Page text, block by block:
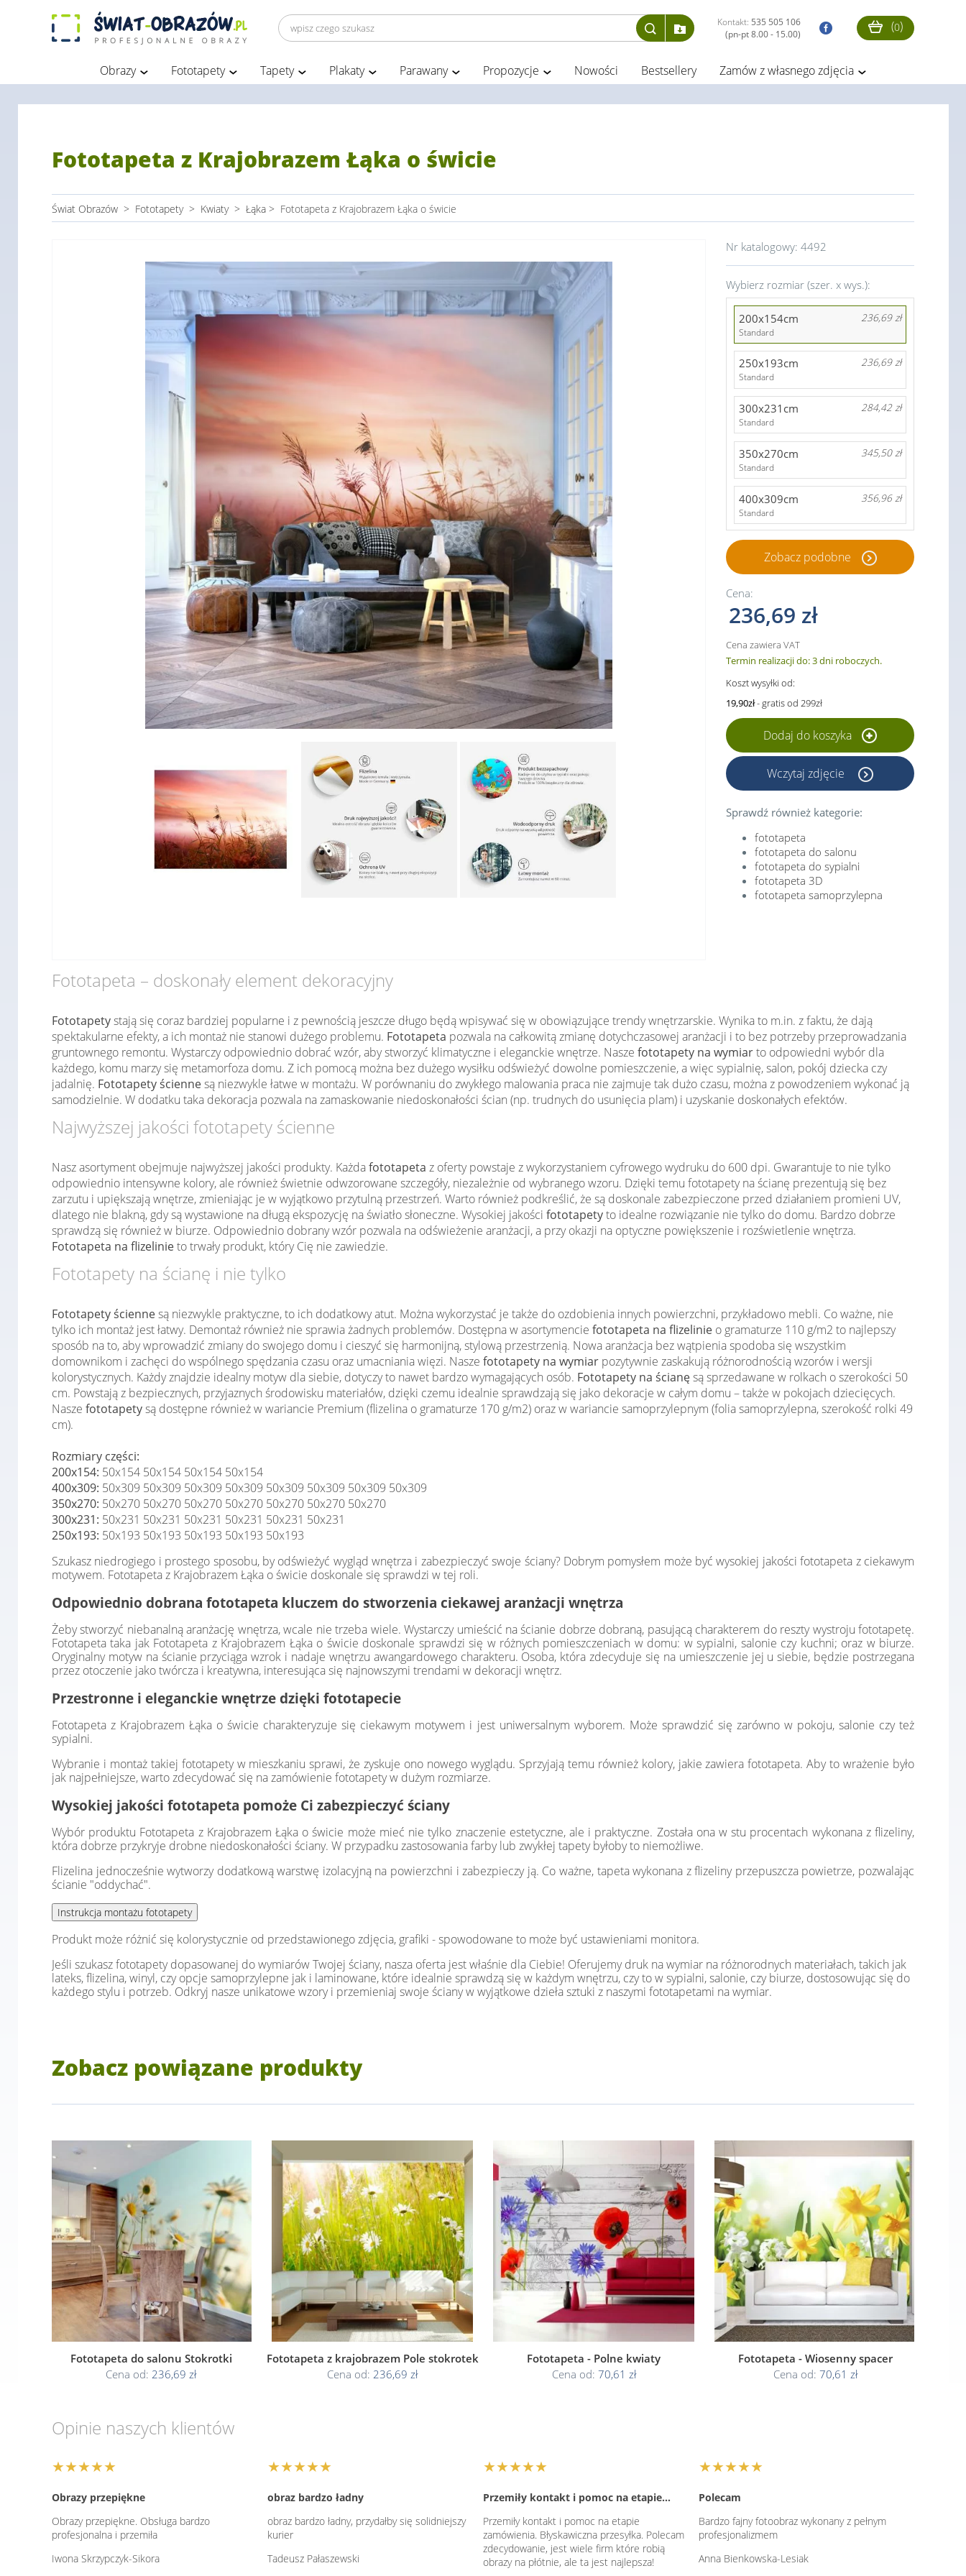
Kontakt: 535 505 106
(pn-pt 8.00 - 15.00)
(0)
Obrazy Fototapety Tapety Plakaty Parawany Propozycje Nowości Bestsellery Zamów z własnego zdjęcia
Fototapeta z Krajobrazem Łąka o świcie
Świat Obrazów > Fototapety > Kwiaty > Łąka > Fototapeta z Krajobrazem Łąka o świcie
Nr katalogowy: 4492
Wybierz rozmiar (szer. x wys.):
200x154cm 236,69 zł
Standard
250x193cm 236,69 zł
Standard
300x231cm 284,42 zł
Standard
350x270cm 345,50 zł
Standard
400x309cm 356,96 zł
Standard
Zobacz podobne
Cena:
236,69 zł
Cena zawiera VAT
Termin realizacji do: 3 dni roboczych.
Koszt wysyłki od:
19,90zł- gratis od 299zł
Dodaj do koszyka
Wczytaj zdjęcie
Sprawdź również kategorie:
fototapeta
fototapeta do salonu
fototapeta do sypialni
fototapeta 3D
fototapeta samoprzylepna
Fototapeta – doskonały element dekoracyjny
Fototapetystają się coraz bardziej popularne i z pewnością jeszcze długo będą wpisywać się w obowiązujące trendy wnętrzarskie. Wynika to m.in. z faktu, że dają
spektakularne efekty, a ich montaż nie stanowi dużego problemu. Fototapeta pozwala na całkowitą zmianę dotychczasowej aranżacji i to bez potrzeby przeprowadzania
gruntownego remontu. Wystarczy odpowiednio dobrać wzór, aby stworzyć klimatyczne i eleganckie wnętrze. Nasze fototapety na wymiarto odpowiedni wybór dla
każdego, komu marzy się metamorfoza domu. Z ich pomocą można bez dużego wysiłku odświeżyć dowolne pomieszczenie, a więc sypialnię, salon, pokój dziecka czy
jadalnię. Fototapety ściennesą niezwykle łatwe w montażu. W porównaniu do zwykłego malowania praca nie zajmuje tak dużo czasu, można z powodzeniem wykonać ją
samodzielnie. W dodatku taka dekoracja pozwala na zamaskowanie niedoskonałości ścian (np. trudnych do usunięcia plam) i uzyskanie doskonałych efektów.
Najwyższej jakości fototapety ścienne
Nasz asortyment obejmuje najwyższej jakości produkty. Każdafototapeta z oferty powstaje z wykorzystaniem cyfrowego wydruku do 600 dpi. Gwarantuje to nie tylko
odpowiednio intensywne kolory, ale również świetnie odwzorowane szczegóły, niezależnie od wybranego wzoru. Dzięki temu fototapety na ścianę prezentują się bez
zarzutu i upiększają wnętrze, zmieniając je w wyjątkowo przytulną przestrzeń. Warto również podkreślić, że są doskonale zabezpieczone przed działaniem promieni UV,
dlatego nie blakną, gdy są wystawione na długą ekspozycję na światło słoneczne. Wysokiej jakości fototapetyto idealne rozwiązanie nie tylko do domu. Bardzo dobrze
sprawdzą się również w biurze. Odpowiednio dobrany wzór pozwala na odświeżenie aranżacji, a przy okazji na optyczne powiększenie i rozświetlenie wnętrza.
Fototapeta na flizelinieto trwały produkt, który Cię nie zawiedzie.
Fototapety na ścianę i nie tylko
Fototapety ściennesą niezwykle praktyczne, to ich dodatkowy atut. Można wykorzystać je także do ozdobienia innych powierzchni, przykładowo mebli. Co ważne, nie
tylko ich montaż jest łatwy. Demontaż również nie sprawia żadnych problemów. Dostępna w asortymencie fototapeta na flizelinie o gramaturze 110 g/m2 to najlepszy
sposób na to, aby wprowadzić zmiany do swojego domu i cieszyć się harmonijną, stylową przestrzenią. Nowa aranżacja bez wątpienia spodoba się wszystkim
domownikom i zachęci do wspólnego spędzania czasu oraz umacniania więzi. Nasze fototapety na wymiar pozytywnie zaskakują różnorodnością wzorów i wersji
kolorystycznych. Każdy znajdzie idealny motyw dla siebie, dotyczy to nawet bardzo wymagających osób. Fototapety na ścianęsą sprzedawane w rolkach o szerokości 50
cm. Powstają z bezpiecznych, przyjaznych środowisku materiałów, dzięki czemu idealnie sprawdzają się jako dekoracje w całym domu – także w pokojach dziecięcych.
Nasze fototapetysą dostępne również w wariancie Premium (flizelina o gramaturze 170 g/m2) oraz w wariancie samoprzylepnym (folia samoprzylepna, szerokość rolki 49
cm).
Rozmiary części:
200x154: 50x154 50x154 50x154 50x154
400x309: 50x309 50x309 50x309 50x309 50x309 50x309 50x309 50x309
350x270: 50x270 50x270 50x270 50x270 50x270 50x270 50x270
300x231: 50x231 50x231 50x231 50x231 50x231 50x231
250x193: 50x193 50x193 50x193 50x193 50x193
Szukasz niedrogiego i prostego sposobu, by odświeżyć wygląd wnętrza i zabezpieczyć swoje ściany? Dobrym pomysłem może być wysokiej jakości fototapeta z ciekawym
motywem. Fototapeta z Krajobrazem Łąka o świcie doskonale się sprawdzi w tej roli.
Odpowiednio dobrana fototapeta kluczem do stworzenia ciekawej aranżacji wnętrza
Żeby stworzyć niebanalną aranżację wnętrza, wcale nie trzeba wiele. Wystarczy umieścić na ścianie dobrze dobraną, pasującą charakterem do reszty wystroju fototapetę.
Fototapeta taka jak Fototapeta z Krajobrazem Łąka o świcie doskonale sprawdzi się w różnych pomieszczeniach w domu: w sypialni, salonie czy kuchni; oraz w biurze.
Oryginalny motyw na ścianie przyciąga wzrok i nadaje wnętrzu awangardowego charakteru. Osoba, która zdecyduje się na umieszczenie jej u siebie, będzie postrzegana
przez otoczenie jako twórcza i kreatywna, interesująca się najnowszymi trendami w dekoracji wnętrz.
Przestronne i eleganckie wnętrze dzięki fototapecie
Fototapeta z Krajobrazem Łąka o świcie charakteryzuje się ciekawym motywem i jest uniwersalnym wyborem. Może sprawdzić się zarówno w pokoju, salonie czy też
sypialni.
Wybranie i montaż takiej fototapety w mieszkaniu sprawi, że zyskuje ono nowego wyglądu. Sprzyjają temu również kolory, jakie zawiera fototapeta. Aby to wrażenie było
jak najpełniejsze, warto zdecydować się na zamówienie fototapety w dużym rozmiarze.
Wysokiej jakości fototapeta pomoże Ci zabezpieczyć ściany
Wybór produktu Fototapeta z Krajobrazem Łąka o świcie może mieć nie tylko znaczenie estetyczne, ale i praktyczne. Została ona w stu procentach wykonana z flizeliny,
która dobrze przykryje drobne niedoskonałości ściany. W przypadku zastosowania farby lub zwykłej tapety byłoby to niemożliwe.
Flizelina jednocześnie wytworzy dodatkową warstwę izolacyjną na powierzchni i zabezpieczy ją. Co ważne, tapeta wykonana z flizeliny przepuszcza powietrze, pozwalając
ścianie "oddychać".
Produkt może różnić się kolorystycznie od przedstawionego zdjęcia, grafiki - spowodowane to może być ustawieniami monitora.
Jeśli szukasz fototapety dopasowanej do wymiarów Twojej ściany, nasza oferta jest właśnie dla Ciebie! Oferujemy druk na wymiar na różnorodnych materiałach, takich jak
lateks, flizelina, winyl, czy opcje samoprzylepne jak i laminowane, które idealnie sprawdzą się w każdym wnętrzu, czy to w sypialni, salonie, czy biurze, dostosowując się do
każdego stylu i potrzeb. Odkryj nasze unikatowe wzory i przemieniaj swoje ściany w wyjątkowe dzieła sztuki z naszymi fototapetami na wymiar.
Zobacz powiązane produkty
Fototapeta do salonu Stokrotki
Cena od: 236,69 zł
Fototapeta z krajobrazem Pole stokrotek
Cena od: 236,69 zł
Fototapeta - Polne kwiaty
Cena od: 70,61 zł
Fototapeta - Wiosenny spacer
Cena od: 70,61 zł
Opinie naszych klientów
★★★★★
Obrazy przepiękne
Obrazy przepiękne. Obsługa bardzo
profesjonalna i przemiła
Iwona Skrzypczyk-Sikora
★★★★★
obraz bardzo ładny
obraz bardzo ładny, przydałby się solidniejszy
kurier
Tadeusz Pałaszewski
★★★★★
Przemiły kontakt i pomoc na etapie…
Przemiły kontakt i pomoc na etapie
zamówienia. Błyskawiczna przesyłka. Polecam
zdecydowanie, jest wiele firm które robią
obrazy na płótnie, ale ta jest najlepsza!
★★★★★
Polecam
Bardzo fajny fotoobraz wykonany z pełnym
profesjonalizmem
Anna Bienkowska-Lesiak